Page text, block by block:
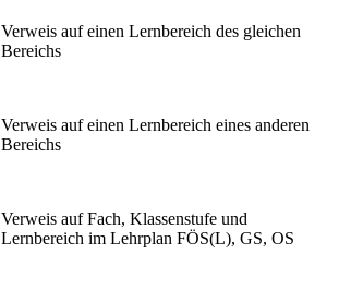
Verweis auf einen Lernbereich des gleichen
Bereichs
Verweis auf einen Lernbereich eines anderen
Bereichs
Verweis auf Fach, Klassenstufe und
Lernbereich im Lehrplan FÖS(L), GS, OS